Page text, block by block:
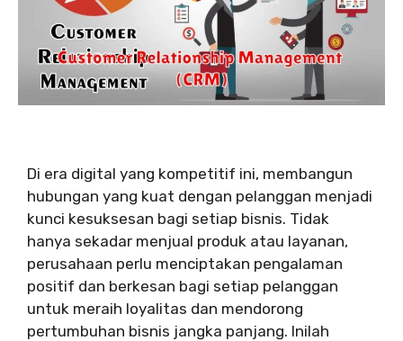
Di era digital yang kompetitif ini, membangun
hubungan yang kuat dengan pelanggan menjadi
kunci kesuksesan bagi setiap bisnis. Tidak
hanya sekadar menjual produk atau layanan,
perusahaan perlu menciptakan pengalaman
positif dan berkesan bagi setiap pelanggan
untuk meraih loyalitas dan mendorong
pertumbuhan bisnis jangka panjang. Inilah